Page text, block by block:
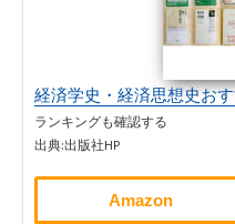
経済学史・経済思想史お
ランキングも確認する
出典:出版社HP
Amazon